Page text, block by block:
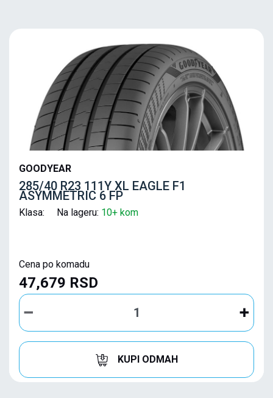
GOODYEAR
285/40 R23 111Y XL EAGLE F1
ASYMMETRIC 6 FP
Klasa: Na lageru: 10+ kom
Cena po komadu
47,679 RSD
KUPI ODMAH